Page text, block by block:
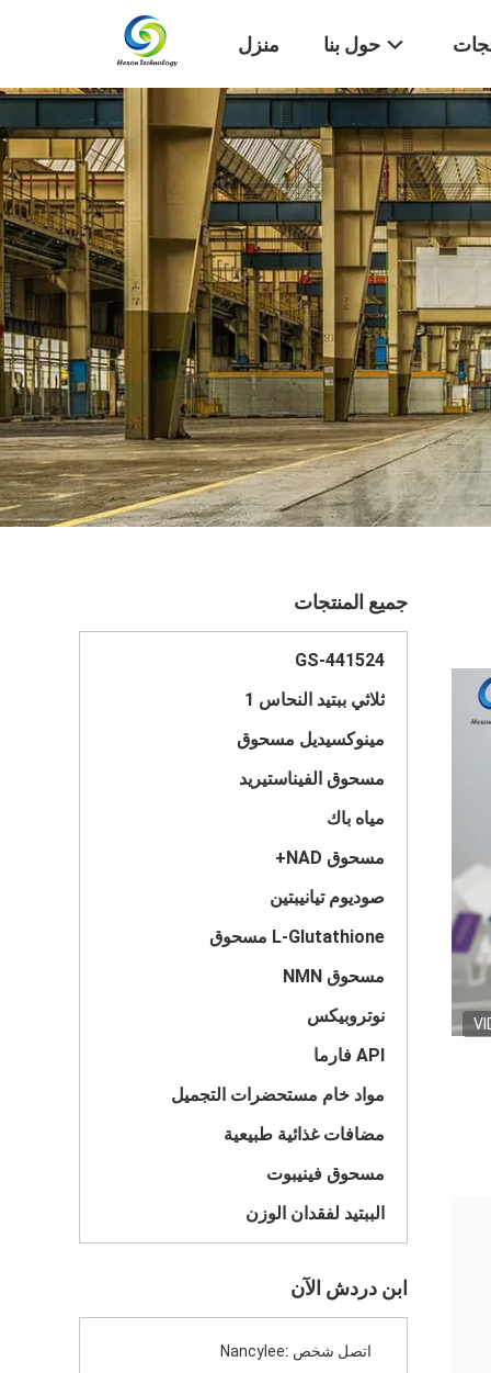
منزل حول بنا
جميع المنتجات
GS-441524
ثلاثي ببتيد النحاس 1
مينوكسيديل مسحوق
مسحوق الفيناستيريد
مياه باك
مسحوق NAD+
صوديوم تيانيبتين
L-Glutathione مسحوق
مسحوق NMN
نوتروبيكس
API فارما
مواد خام مستحضرات التجميل
مضافات غذائية طبيعية
مسحوق فينيبوت
الببتيد لفقدان الوزن
ابن دردش الآن
اتصل شخص :Nancylee